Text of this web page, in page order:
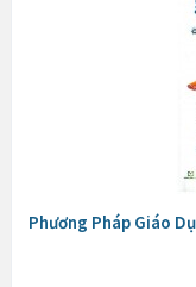
Phương Pháp Giáo